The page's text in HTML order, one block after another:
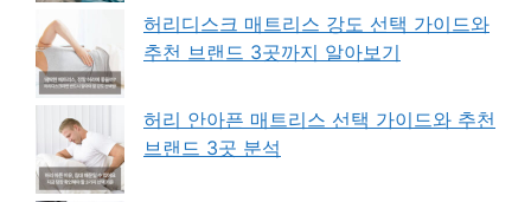
허리디스크 매트리스 강도 선택 가이드와
추천 브랜드 3곳까지 알아보기
허리 안아픈 매트리스 선택 가이드와 추천
브랜드 3곳 분석